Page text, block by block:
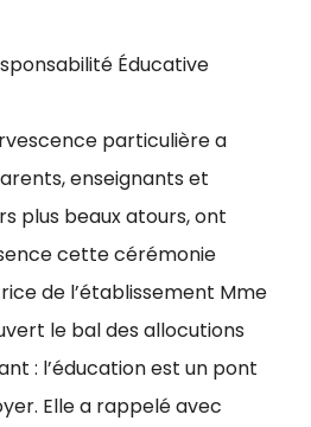
Éducative
particulière a
enseignants et
plus beaux atours, ont
cette cérémonie
de l’établissement Mme
le bal des allocutions
: l’éducation est un pont
Elle a rappelé avec